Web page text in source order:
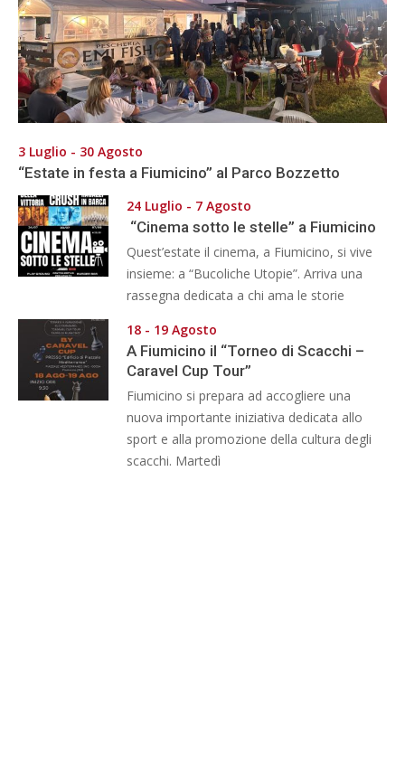
3 Luglio - 30 Agosto
“Estate in festa a Fiumicino” al Parco Bozzetto
24 Luglio - 7 Agosto
“Cinema sotto le stelle” a Fiumicino
Quest’estate il cinema, a Fiumicino, si vive
insieme: a “Bucoliche Utopie”. Arriva una
rassegna dedicata a chi ama le storie
18 - 19 Agosto
A Fiumicino il “Torneo di Scacchi –
Caravel Cup Tour”
Fiumicino si prepara ad accogliere una
nuova importante iniziativa dedicata allo
sport e alla promozione della cultura degli
scacchi. Martedì